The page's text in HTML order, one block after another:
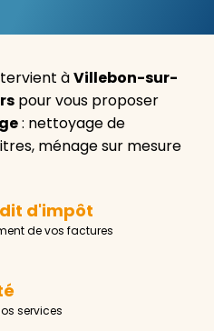
àVillebon-sur-
pour vous proposer
: nettoyage de
ménage sur mesure
d'impôt
de vos factures
services